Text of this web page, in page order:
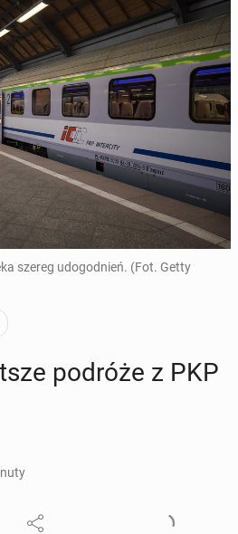
szereg udogodnień. (Fot. Getty
podróże z PKP